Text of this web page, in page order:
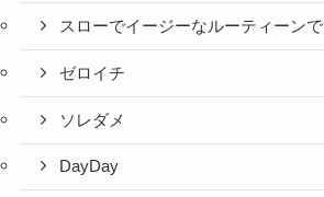
スローでイージーなルーティーンで
ゼロイチ
ソレダメ
DayDay